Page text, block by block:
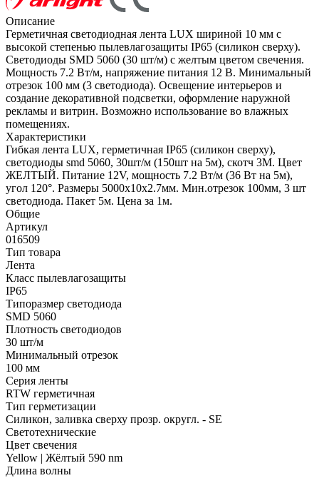
Описание
Герметичная светодиодная лента LUX шириной 10 мм с
высокой степенью пылевлагозащиты IP65 (силикон сверху).
Светодиоды SMD 5060 (30 шт/м) с желтым цветом свечения.
Мощность 7.2 Вт/м, напряжение питания 12 В. Минимальный
отрезок 100 мм (3 светодиода). Освещение интерьеров и
создание декоративной подсветки, оформление наружной
рекламы и витрин. Возможно использование во влажных
помещениях.
Характеристики
Гибкая лента LUX, герметичная IP65 (силикон сверху),
светодиоды smd 5060, 30шт/м (150шт на 5м), скотч 3М. Цвет
ЖЕЛТЫЙ. Питание 12V, мощность 7.2 Вт/м (36 Вт на 5м),
угол 120°. Размеры 5000х10x2.7мм. Мин.отрезок 100мм, 3 шт
светодиода. Пакет 5м. Цена за 1м.
Общие
Артикул
016509
Тип товара
Лента
Класс пылевлагозащиты
IP65
Типоразмер светодиода
SMD 5060
Плотность светодиодов
30 шт/м
Минимальный отрезок
100 мм
Серия ленты
RTW герметичная
Тип герметизации
Силикон, заливка сверху прозр. округл. - SE
Светотехнические
Цвет свечения
Yellow | Жёлтый 590 nm
Длина волны